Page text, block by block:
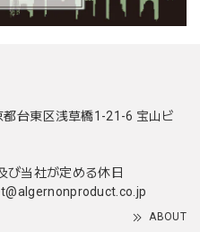
台東区浅草橋1-21-6 宝山ビ
び当社が定める休日
ABOUT